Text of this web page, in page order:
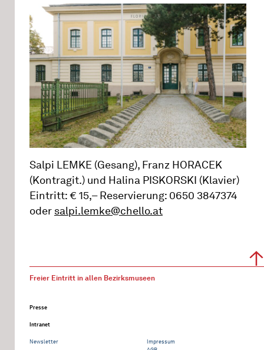
Salpi LEMKE (Gesang), Franz HORACEK
(Kontragit.) und Halina PISKORSKI (Klavier)
Eintritt: € 15,– Reservierung: 0650 3847374
oder salpi.lemke@chello.at
Freier Eintritt in allen Bezirksmuseen
Presse
Intranet
Newsletter
Impressum